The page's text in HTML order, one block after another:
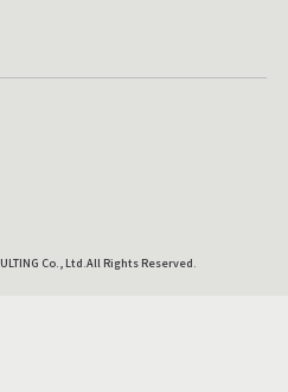
Co., Ltd.All Rights Reserved.